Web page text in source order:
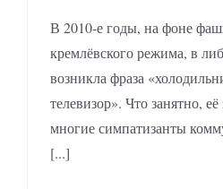
В 2010-е годы, на фоне
кремлёвского режима, в
возникла фраза
телевизор». Что занятно,
многие симпатизанты
[...]